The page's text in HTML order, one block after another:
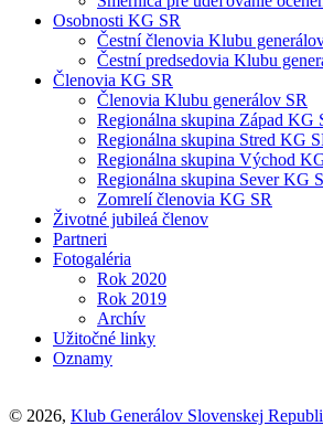
Osobnosti KG SR
Čestní členovia Klubu
Čestní predsedovia Klubu
Členovia KG SR
Členovia Klubu generálov SR
Regionálna skupina Západ KG
Regionálna skupina Stred KG
Regionálna skupina Východ
Regionálna skupina Sever KG
Zomrelí členovia KG SR
Životné jubileá členov
Partneri
Fotogaléria
Rok 2020
Rok 2019
Archív
Užitočné linky
Oznamy
© 2026, Klub Generálov Slovenskej